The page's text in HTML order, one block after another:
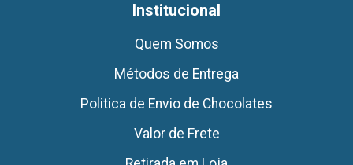
Institucional
Quem Somos
Métodos de Entrega
Politica de Envio de Chocolates
Valor de Frete